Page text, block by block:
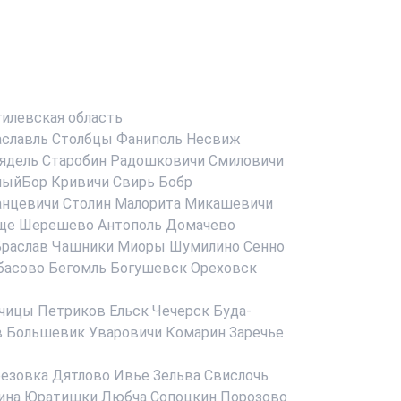
область
Столбцы Фаниполь Несвиж
Старобин Радошковичи Смиловичи
Кривичи Свирь Бобр
Столин Малорита Микашевичи
Шерешево Антополь Домачево
Чашники Миоры Шумилино Сенно
Бегомль Богушевск Ореховск
Петриков Ельск Чечерск Буда-
Большевик Уваровичи Комарин Заречье
Дятлово Ивье Зельва Свислочь
Юратишки Любча Сопоцкин Порозово